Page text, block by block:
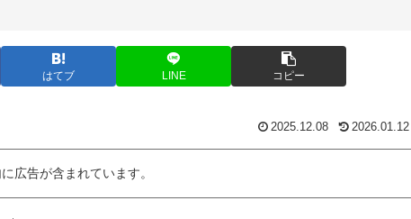
はてブ LINE コピー
2025.12.08 2026.01.12
広告が含まれています。